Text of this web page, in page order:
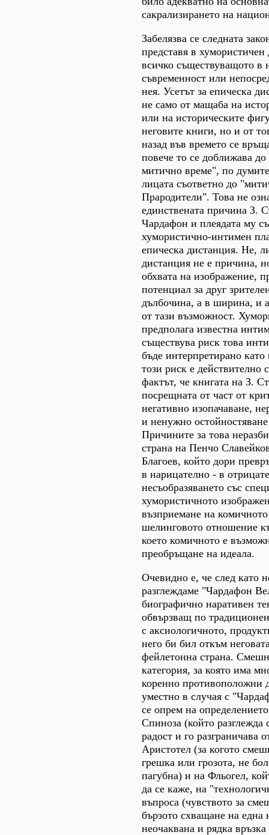
сакрализирането на
Забелязва се следната
представя в
всичко съществуващото в
съвременност или
нея. Усетът за епическа
не само от мащаба на
или на историческите
неговите книги, но и от
назад във времето се
повече то се доближава
митично време", по
лицата съответно до
Прародители". Това не
единствената причина З.
Чардафон и плеядата му
хумористично-интимен
епическа дистанция. Не,
дистанция не е причина,
обхвата на изображение,
потенциал за друг
дълбочина, а в ширина, и
от тази възможност.
предполага известна
съществува риск това
бъде интерпретирано
този риск е действително
фактът, че книгата на З.
посрещната от част от
негативно изопачаване,
и ненужно
Причините за това
страна на Пенчо
Благоев, който дори
в нарицателно - в
несъобразяването със
хумористичното
възприемане на
шелинговото отношение
което комичното е
преобръщане на идеала.
Очевидно е, че след като
разглеждаме "Чардафон
биографично наративен
обвързващ по
с аксиологичното,
него би бил откъм
фейлетонна страна.
категория, за която има
коренно
уместно в случая с
се опрем на
Спиноза (който разглежда
радост и го разграничава
Аристотел (за когото
грешка или грозота, не
пагубна) и на Фльогел,
да се каже, на
въпроса (чувството за
бързото схващане на една
неочаквана и рядка